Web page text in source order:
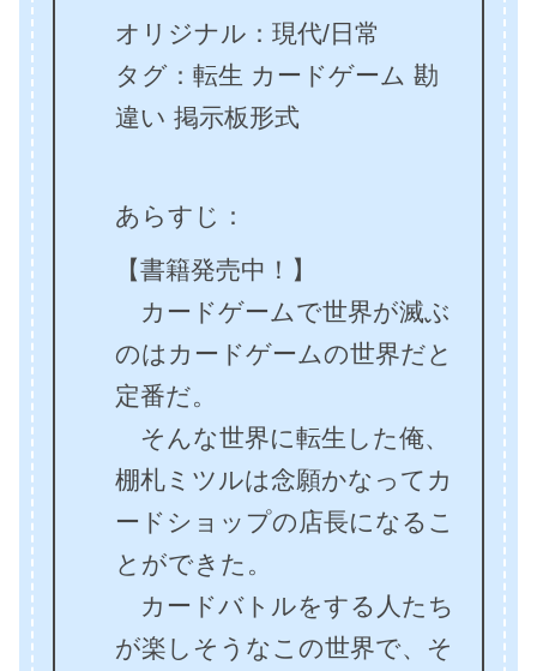
オリジナル：現代/日常
タグ：転生 カードゲーム 勘
違い 掲示板形式
あらすじ：
【書籍発売中！】
カードゲームで世界が滅ぶ
のはカードゲームの世界だと
定番だ。
そんな世界に転生した俺、
棚札ミツルは念願かなってカ
ードショップの店長になるこ
とができた。
カードバトルをする人たち
が楽しそうなこの世界で、そ